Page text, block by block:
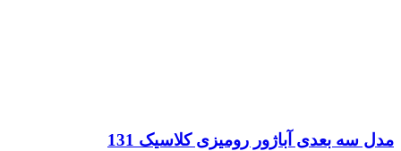
مدل سه بعدی آباژور رومیزی کلاسیک 131